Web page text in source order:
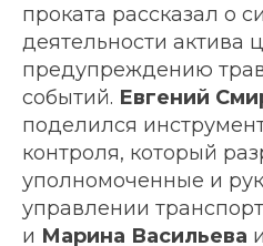
проката рассказал о
деятельности актива
предупреждению
событий. Евгений
поделился
контроля, который
уполномоченные и
управлении
и Марина Васильева